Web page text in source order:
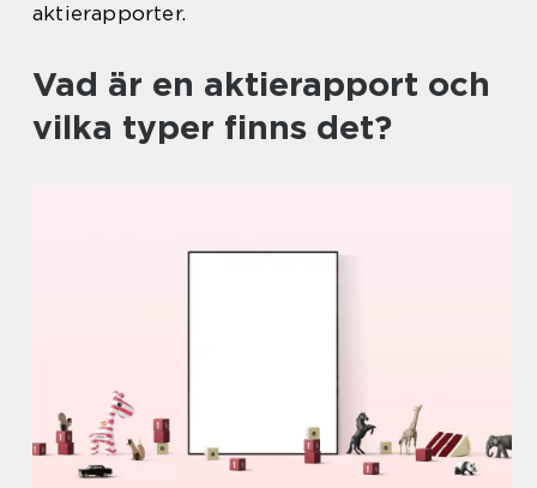
aktierapporter.
Vad är en aktierapport och
vilka typer finns det?